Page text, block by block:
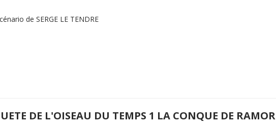
de SERGE LE TENDRE
DE L'OISEAU DU TEMPS 1 LA CONQUE DE RAMOR